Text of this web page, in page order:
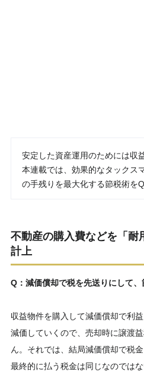
安定した資産運用のためには収
本連載では、効果的なタックス
の手残りを最大化する節税術を
不動産の購入費などを「耐
計上
Q：減価償却で税を先送りにして、
収益物件を購入して減価償却で利
減価していくので、売却時に譲渡
ん。それでは、結局減価償却で税
最終的に払う税金は同じなのでは